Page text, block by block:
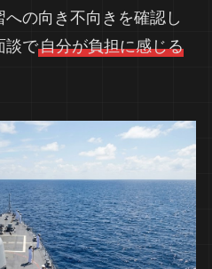
の向き不向きを確認し
談で自分が負担に感じる